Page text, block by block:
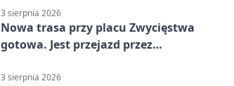
3 sierpnia 2026
Nowa trasa przy placu Zwycięstwa
gotowa. Jest przejazd przez
3 sierpnia 2026